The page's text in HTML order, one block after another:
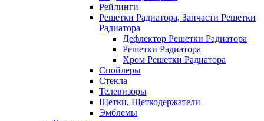
Рейлинги
Решетки Радиатора, Запчасти Решетки
Радиатора
Дефлектор Решетки Радиатора
Решетки Радиатора
Хром Решетки Радиатора
Спойлеры
Стекла
Телевизоры
Щетки, Щеткодержатели
Эмблемы